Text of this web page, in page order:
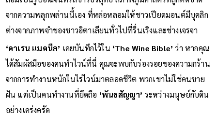
จากความพลุกพล่านนี้เอง ที่หล่อหลอมให้ชาวเปียดมอนต์มีบุคลิก
ต่างจากภาพจำของชาวอิตาเลียนทั่วไปที่รื่นเริงและช่างเจรจา
‘คาเรน แมคนีล’ เคยบันทึกไว้ใน ‘The Wine Bible’ว่า หากคุณ
ได้สัมผัสมือของคนทำไวน์ที่นี่ คุณจะพบกับร่องรอยของความกร้าน
จากการทำงานหนักในไร่ไวน์มาตลอดชีวิต พวกเขาไม่ใช่คนขาย
ฝัน แต่เป็นคนทำงานที่ยึดถือ ‘พันธสัญญา’ ระหว่างมนุษย์กับดิน
อย่างเคร่งครัด